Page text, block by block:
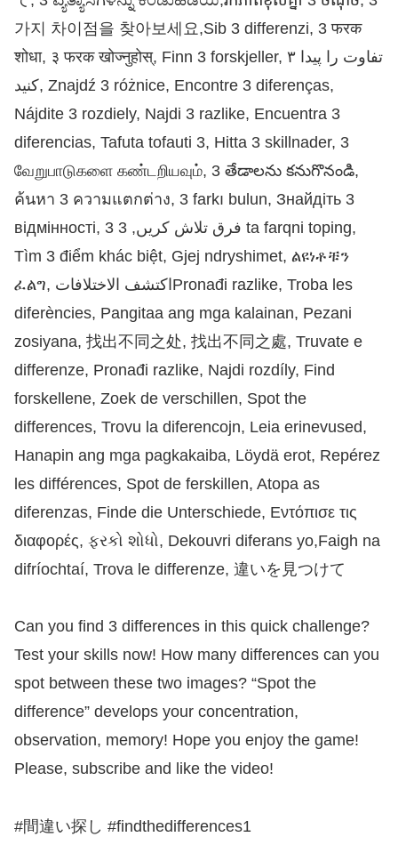
가지 차이점을 찾아보세요,Sib 3 differenzi, 3 फरक
शोधा, ३ फरक खोज्नुहोस्, Finn 3 forskjeller, ۳ تفاوت را پیدا
کنید, Znajdź 3 różnice, Encontre 3 diferenças,
Nájdite 3 rozdiely, Najdi 3 razlike, Encuentra 3
diferencias, Tafuta tofauti 3, Hitta 3 skillnader, 3
வேறுபாடுகளை கண்டறியவும், 3 తేడాలను కనుగొనండి,
ค้นหา 3 ความแตกต่าง, 3 farkı bulun, Знайдіть 3
відмінності, 3 فرق تلاش کریں, 3 ta farqni toping,
Tìm 3 điểm khác biệt, Gjej ndryshimet, ልዩነቶቹን
ፈልግ, اكتشف الاختلافاتPronađi razlike, Troba les
diferències, Pangitaa ang mga kalainan, Pezani
zosiyana, 找出不同之处, 找出不同之處, Truvate e
differenze, Pronađi razlike, Najdi rozdíly, Find
forskellene, Zoek de verschillen, Spot the
differences, Trovu la diferencojn, Leia erinevused,
Hanapin ang mga pagkakaiba, Löydä erot, Repérez
les différences, Spot de ferskillen, Atopa as
diferenzas, Finde die Unterschiede, Εντόπισε τις
διαφορές, ફરકો શોધો, Dekouvri diferans yo,Faigh na
difríochtaí, Trova le differenze, 違いを見つけて
Can you find 3 differences in this quick challenge?
Test your skills now! How many differences can you
spot between these two images? “Spot the
difference” develops your concentration,
observation, memory! Hope you enjoy the game!
Please, subscribe and like the video!
#間違い探し #findthedifferences1